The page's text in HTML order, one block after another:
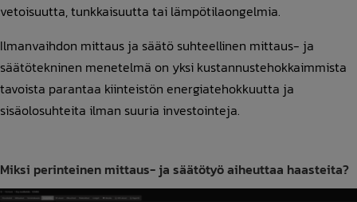
vetoisuutta, tunkkaisuutta tai lämpötilaongelmia.
Ilmanvaihdon mittaus ja säätö suhteellinen mittaus- ja
säätötekninen menetelmä on yksi kustannustehokkaimmista
tavoista parantaa kiinteistön energiatehokkuutta ja
sisäolosuhteita ilman suuria investointeja.
Miksi perinteinen mittaus- ja säätötyö aiheuttaa haasteita?